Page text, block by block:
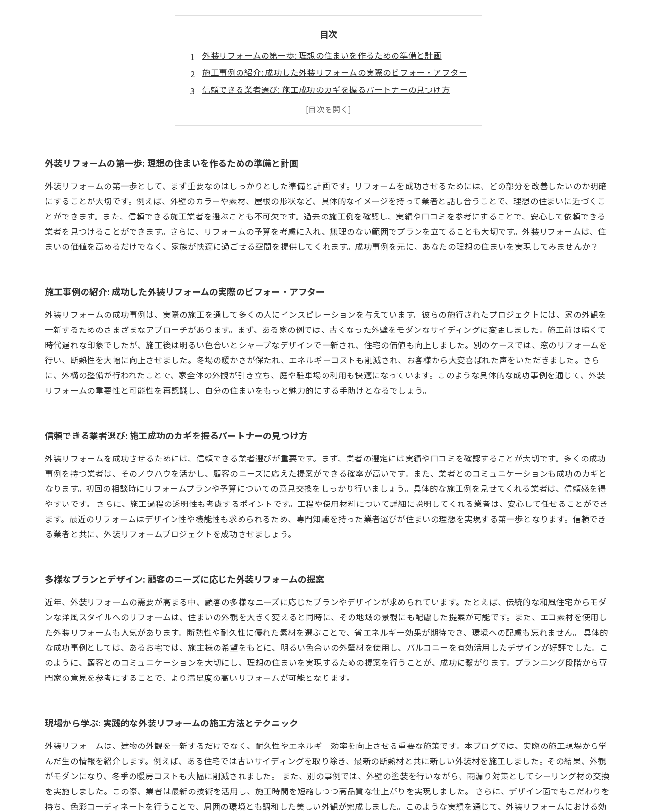
目次
外装リフォームの第一歩: 理想の住まいを作るための準備と計画
施工事例の紹介: 成功した外装リフォームの実際のビフォー・アフター
信頼できる業者選び: 施工成功のカギを握るパートナーの見つけ方
多様なプランとデザイン: 顧客のニーズに応じた外装リフォームの提案
現場から学ぶ: 実践的な外装リフォームの施工方法とテクニック
理想の家へ: 外装リフォーム成功の秘訣と今後の展望
外装リフォームの第一歩: 理想の住まいを作るための準備と計画
外装リフォームの第一歩として、まず重要なのはしっかりとした準備と計画です。リフォームを成功させるためには、どの部分を改善したいのか明確
にすることが大切です。例えば、外壁のカラーや素材、屋根の形状など、具体的なイメージを持って業者と話し合うことで、理想の住まいに近づくこ
とができます。また、信頼できる施工業者を選ぶことも不可欠です。過去の施工例を確認し、実績や口コミを参考にすることで、安心して依頼できる
業者を見つけることができます。さらに、リフォームの予算を考慮に入れ、無理のない範囲でプランを立てることも大切です。外装リフォームは、住
まいの価値を高めるだけでなく、家族が快適に過ごせる空間を提供してくれます。成功事例を元に、あなたの理想の住まいを実現してみませんか？
施工事例の紹介: 成功した外装リフォームの実際のビフォー・アフター
外装リフォームの成功事例は、実際の施工を通して多くの人にインスピレーションを与えています。彼らの施行されたプロジェクトには、家の外観を
一新するためのさまざまなアプローチがあります。まず、ある家の例では、古くなった外壁をモダンなサイディングに変更しました。施工前は暗くて
時代遅れな印象でしたが、施工後は明るい色合いとシャープなデザインで一新され、住宅の価値も向上しました。別のケースでは、窓のリフォームを
行い、断熱性を大幅に向上させました。冬場の暖かさが保たれ、エネルギーコストも削減され、お客様から大変喜ばれた声をいただきました。さら
に、外構の整備が行われたことで、家全体の外観が引き立ち、庭や駐車場の利用も快適になっています。このような具体的な成功事例を通じて、外装
リフォームの重要性と可能性を再認識し、自分の住まいをもっと魅力的にする手助けとなるでしょう。
信頼できる業者選び: 施工成功のカギを握るパートナーの見つけ方
外装リフォームを成功させるためには、信頼できる業者選びが重要です。まず、業者の選定には実績や口コミを確認することが大切です。多くの成功
事例を持つ業者は、そのノウハウを活かし、顧客のニーズに応えた提案ができる確率が高いです。また、業者とのコミュニケーションも成功のカギと
なります。初回の相談時にリフォームプランや予算についての意見交換をしっかり行いましょう。具体的な施工例を見せてくれる業者は、信頼感を得
やすいです。 さらに、施工過程の透明性も考慮するポイントです。工程や使用材料について詳細に説明してくれる業者は、安心して任せることができ
ます。最近のリフォームはデザイン性や機能性も求められるため、専門知識を持った業者選びが住まいの理想を実現する第一歩となります。信頼でき
る業者と共に、外装リフォームプロジェクトを成功させましょう。
多様なプランとデザイン: 顧客のニーズに応じた外装リフォームの提案
近年、外装リフォームの需要が高まる中、顧客の多様なニーズに応じたプランやデザインが求められています。たとえば、伝統的な和風住宅からモダ
ンな洋風スタイルへのリフォームは、住まいの外観を大きく変えると同時に、その地域の景観にも配慮した提案が可能です。また、エコ素材を使用し
た外装リフォームも人気があります。断熱性や耐久性に優れた素材を選ぶことで、省エネルギー効果が期待でき、環境への配慮も忘れません。 具体的
な成功事例としては、あるお宅では、施主様の希望をもとに、明るい色合いの外壁材を使用し、バルコニーを有効活用したデザインが好評でした。こ
のように、顧客とのコミュニケーションを大切にし、理想の住まいを実現するための提案を行うことが、成功に繋がります。プランニング段階から専
門家の意見を参考にすることで、より満足度の高いリフォームが可能となります。
現場から学ぶ: 実践的な外装リフォームの施工方法とテクニック
外装リフォームは、建物の外観を一新するだけでなく、耐久性やエネルギー効率を向上させる重要な施策です。本ブログでは、実際の施工現場から学
んだ生の情報を紹介します。例えば、ある住宅では古いサイディングを取り除き、最新の断熱材と共に新しい外装材を施工しました。その結果、外観
がモダンになり、冬季の暖房コストも大幅に削減されました。 また、別の事例では、外壁の塗装を行いながら、雨漏り対策としてシーリング材の交換
を実施しました。この際、業者は最新の技術を活用し、施工時間を短縮しつつ高品質な仕上がりを実現しました。 さらに、デザイン面でもこだわりを
持ち、色彩コーディネートを行うことで、周囲の環境とも調和した美しい外観が完成しました。このような実績を通じて、外装リフォームにおける効